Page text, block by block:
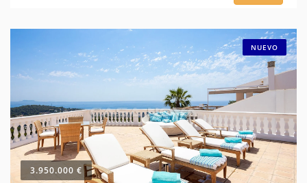
NUEVO
3.950.000 €